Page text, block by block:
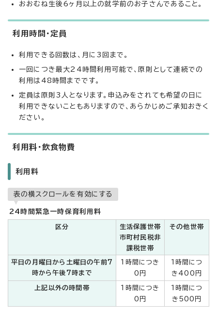
おおむね生後6ヶ月以上の就学前のお子さんであること。
利用時間・定員
利用できる回数は、月に3回まで。
一回につき最大24時間利用可能で、原則として連続での
利用は48時間までです。
定員は原則3人となります。申込みをされても希望の日に
利用できないこともありますので、あらかじめご承知おきく
ださい。
利用料・飲食物費
利用料
表の横スクロールを有効にする
24時間緊急一時保育利用料
区分
生活保護世帯
市町村民税非
課税世帯
その他世帯
平日の月曜日から土曜日の午前7
時から午後7時まで
1時間につき
0円
1時間につ
き400円
上記以外の時間帯
1時間につき
0円
1時間につ
き500円